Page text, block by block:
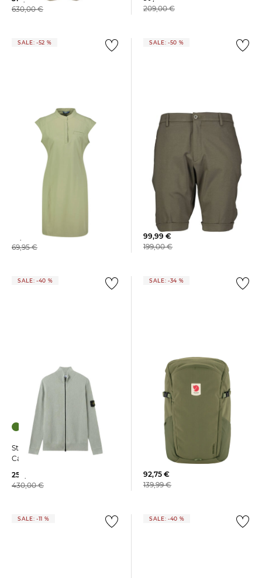
630,00 €
209,00 €
SALE: -52 %
69,95 €
SALE: -50 %
GTA | Herren Shorts DAVIDE
99,99 €
199,00 €
SALE: -40 %
Stone Island | Herren
Cardigan aus Baumwolle
259,99 €
430,00 €
SALE: -34 %
FJÄLLRÄVEN | Rucksack
"Ulvö 23"
92,75 €
139,99 €
SALE: -11 % SALE: -40 %